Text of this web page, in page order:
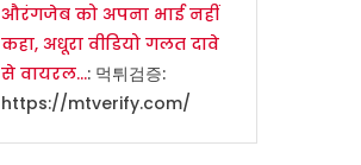
औरंगजेब को अपना भाई नहीं
कहा, अधूरा वीडियो गलत दावे
से वायरल…: 먹튀검증:
https://mtverify.com/